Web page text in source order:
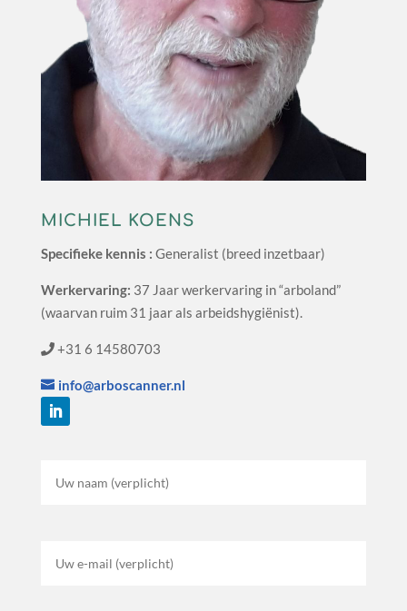
MICHIEL KOENS
Specifieke kennis : Generalist (breed inzetbaar)
Werkervaring: 37 Jaar werkervaring in “arboland”
(waarvan ruim 31 jaar als arbeidshygiënist).
+31 6 14580703
info@arboscanner.nl